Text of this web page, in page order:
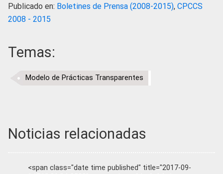
Publicado en: Boletines de Prensa (2008-2015), CPCCS
2008 - 2015
Temas:
Modelo de Prácticas Transparentes
Noticias relacionadas
<span class="date time published" title="2017-09-